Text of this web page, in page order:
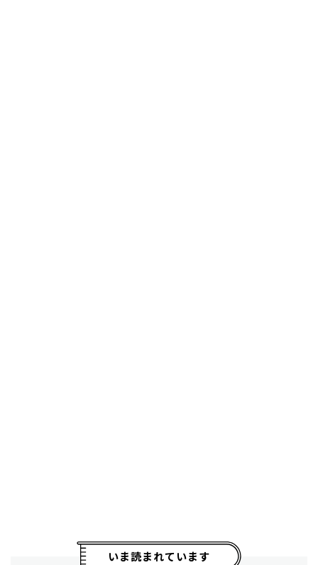
いま読まれています